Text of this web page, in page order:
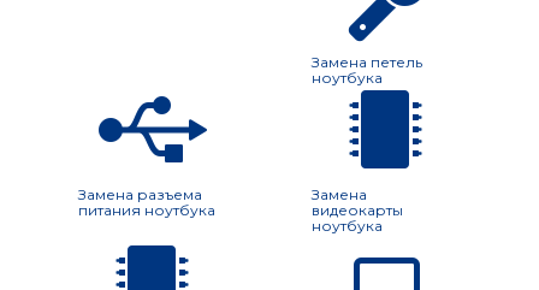
Замена петель
ноутбука
Замена разъема
питания ноутбука
Замена
видеокарты
ноутбука